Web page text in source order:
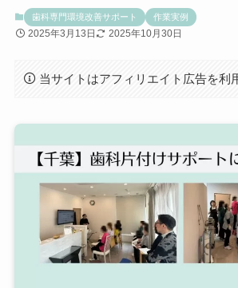
歯科専門環境改善サポート 作業実例
2025年3月13日 2025年10月30日
当サイトはアフィリエイト広告を利